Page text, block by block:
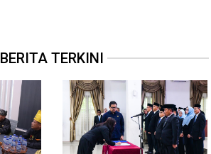
BERITA TERKINI